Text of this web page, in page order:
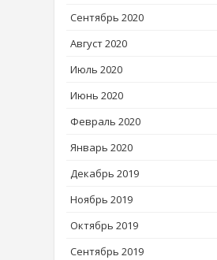
Сентябрь 2020
Август 2020
Июль 2020
Июнь 2020
Февраль 2020
Январь 2020
Декабрь 2019
Ноябрь 2019
Октябрь 2019
Сентябрь 2019